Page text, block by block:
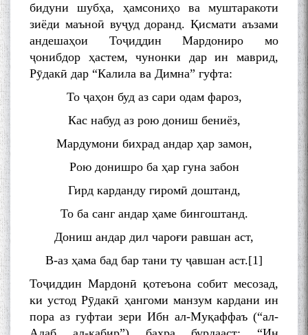
бидуни шубҳа, ҳамсониҳо ва муштаракоти
зиёди маъноӣ вуҷуд доранд. Қисмати аъзами
андешаҳои Тоҷиддин Мардониро мо
ҷонибдор ҳастем, чунонки дар ин маврид,
Рӯдакӣ дар “Калила ва Димна” гуфта:
То ҷаҳон буд аз сари одам фароз,
Кас набуд аз рою дониш бениёз,
Мардумони бихрад андар ҳар замон,
Рою донишро ба ҳар гуна забон
Гирд карданду гиромӣ доштанд,
То ба санг андар ҳаме бингоштанд.
Дониш андар дил чароғи равшан аст,
В-аз ҳама бад бар тани ту ҷавшан аст.[1]
Тоҷиддин Мардонӣ қотеъона собит месозад,
ки устод Рӯдакӣ ҳангоми манзум кардани ин
пора аз гуфтаи зери Ибн ал-Муқаффаъ (“ал-